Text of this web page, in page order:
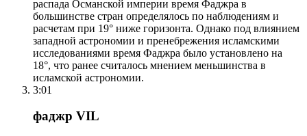
распада Османской империи время Фаджра в
большинстве стран определялось по наблюдениям и
расчетам при 19° ниже горизонта. Однако под влиянием
западной астрономии и пренебрежения исламскими
исследованиями время Фаджра было установлено на
18°, что ранее считалось мнением меньшинства в
исламской астрономии.
3:01
фаджр VIL